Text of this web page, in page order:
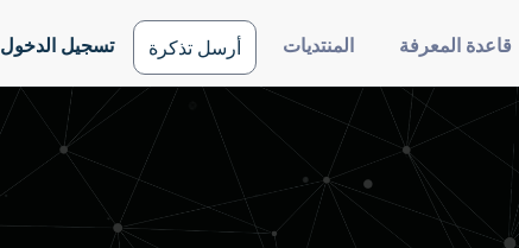
قاعدة المعرفة المنتديات أرسل تذكرة تسجيل الدخول